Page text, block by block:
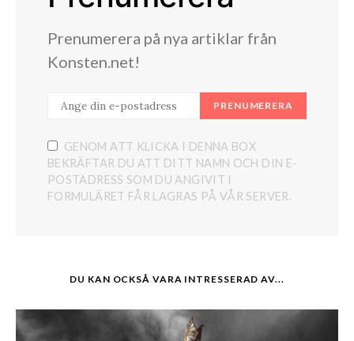
Prenumerera på nya artiklar från
Konsten.net!
PRENUMERERA
GENOM ATT KLICKA I DENNA BOX
BEKRÄFTAR DU ATT DITT NAMN OCH DIN E-
POSTADRESS SOM DU ANGIVIT I
FORMULÄRET FÅR LAGRAS PÅ VÅR SERVER.
DU KAN OCKSÅ VARA INTRESSERAD AV...